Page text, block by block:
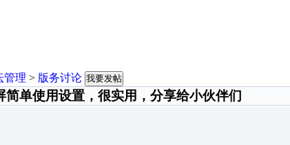
管理 > 版务讨论 我要发帖
单使用设置，很实用，分享给小伙伴们